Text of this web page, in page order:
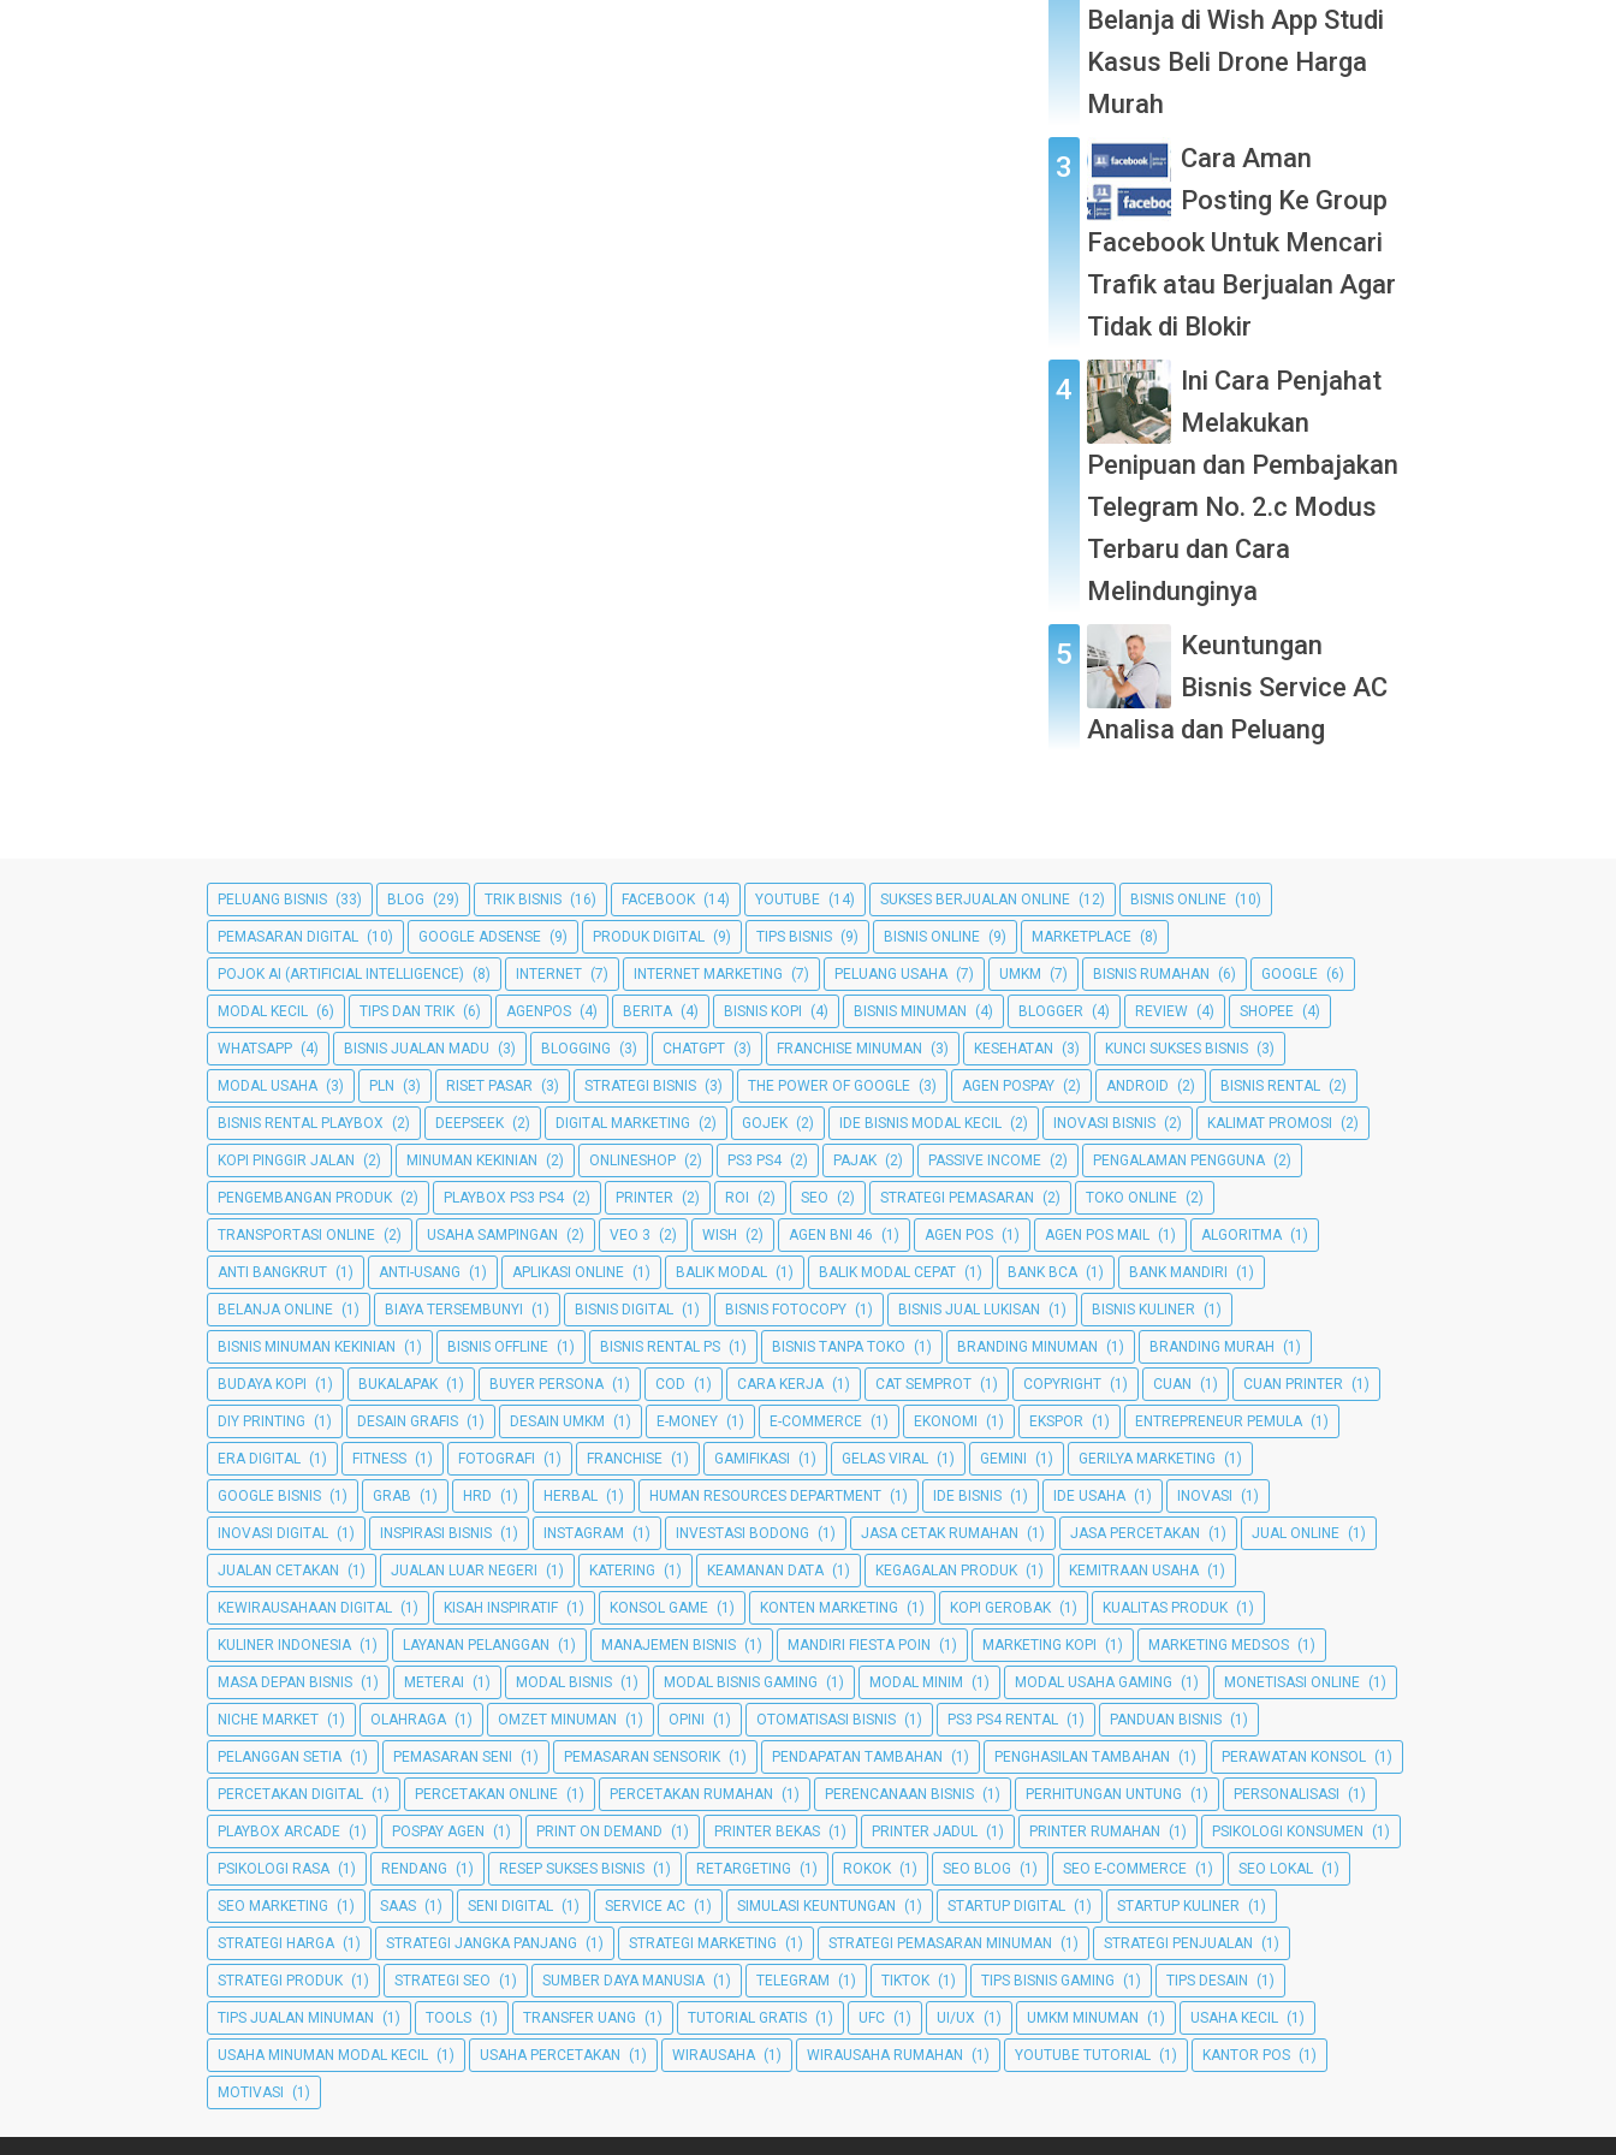
Belanja di Wish App Studi
Kasus Beli Drone Harga
Murah
Cara Aman
Posting Ke Group
Facebook Untuk Mencari
Trafik atau Berjualan Agar
Tidak di Blokir
Ini Cara Penjahat
Melakukan
Penipuan dan Pembajakan
Telegram No. 2.c Modus
Terbaru dan Cara
Melindunginya
Keuntungan
Bisnis Service AC
Analisa dan Peluang
PELUANG BISNIS (33) BLOG (29) TRIK BISNIS (16) FACEBOOK (14) YOUTUBE (14) SUKSES BERJUALAN ONLINE (12) BISNIS ONLINE (10)
PEMASARAN DIGITAL (10) GOOGLE ADSENSE (9) PRODUK DIGITAL (9) TIPS BISNIS (9) BISNIS ONLINE (9) MARKETPLACE (8)
POJOK AI (ARTIFICIAL INTELLIGENCE) (8) INTERNET (7) INTERNET MARKETING (7) PELUANG USAHA (7) UMKM (7) BISNIS RUMAHAN (6) GOOGLE (6)
MODAL KECIL (6) TIPS DAN TRIK (6) AGENPOS (4) BERITA (4) BISNIS KOPI (4) BISNIS MINUMAN (4) BLOGGER (4) REVIEW (4) SHOPEE (4)
WHATSAPP (4) BISNIS JUALAN MADU (3) BLOGGING (3) CHATGPT (3) FRANCHISE MINUMAN (3) KESEHATAN (3) KUNCI SUKSES BISNIS (3)
MODAL USAHA (3) PLN (3) RISET PASAR (3) STRATEGI BISNIS (3) THE POWER OF GOOGLE (3) AGEN POSPAY (2) ANDROID (2) BISNIS RENTAL (2)
BISNIS RENTAL PLAYBOX (2) DEEPSEEK (2) DIGITAL MARKETING (2) GOJEK (2) IDE BISNIS MODAL KECIL (2) INOVASI BISNIS (2) KALIMAT PROMOSI (2)
KOPI PINGGIR JALAN (2) MINUMAN KEKINIAN (2) ONLINESHOP (2) PS3 PS4 (2) PAJAK (2) PASSIVE INCOME (2) PENGALAMAN PENGGUNA (2)
PENGEMBANGAN PRODUK (2) PLAYBOX PS3 PS4 (2) PRINTER (2) ROI (2) SEO (2) STRATEGI PEMASARAN (2) TOKO ONLINE (2)
TRANSPORTASI ONLINE (2) USAHA SAMPINGAN (2) VEO 3 (2) WISH (2) AGEN BNI 46 (1) AGEN POS (1) AGEN POS MAIL (1) ALGORITMA (1)
ANTI BANGKRUT (1) ANTI-USANG (1) APLIKASI ONLINE (1) BALIK MODAL (1) BALIK MODAL CEPAT (1) BANK BCA (1) BANK MANDIRI (1)
BELANJA ONLINE (1) BIAYA TERSEMBUNYI (1) BISNIS DIGITAL (1) BISNIS FOTOCOPY (1) BISNIS JUAL LUKISAN (1) BISNIS KULINER (1)
BISNIS MINUMAN KEKINIAN (1) BISNIS OFFLINE (1) BISNIS RENTAL PS (1) BISNIS TANPA TOKO (1) BRANDING MINUMAN (1) BRANDING MURAH (1)
BUDAYA KOPI (1) BUKALAPAK (1) BUYER PERSONA (1) COD (1) CARA KERJA (1) CAT SEMPROT (1) COPYRIGHT (1) CUAN (1) CUAN PRINTER (1)
DIY PRINTING (1) DESAIN GRAFIS (1) DESAIN UMKM (1) E-MONEY (1) E-COMMERCE (1) EKONOMI (1) EKSPOR (1) ENTREPRENEUR PEMULA (1)
ERA DIGITAL (1) FITNESS (1) FOTOGRAFI (1) FRANCHISE (1) GAMIFIKASI (1) GELAS VIRAL (1) GEMINI (1) GERILYA MARKETING (1)
GOOGLE BISNIS (1) GRAB (1) HRD (1) HERBAL (1) HUMAN RESOURCES DEPARTMENT (1) IDE BISNIS (1) IDE USAHA (1) INOVASI (1)
INOVASI DIGITAL (1) INSPIRASI BISNIS (1) INSTAGRAM (1) INVESTASI BODONG (1) JASA CETAK RUMAHAN (1) JASA PERCETAKAN (1) JUAL ONLINE (1)
JUALAN CETAKAN (1) JUALAN LUAR NEGERI (1) KATERING (1) KEAMANAN DATA (1) KEGAGALAN PRODUK (1) KEMITRAAN USAHA (1)
KEWIRAUSAHAAN DIGITAL (1) KISAH INSPIRATIF (1) KONSOL GAME (1) KONTEN MARKETING (1) KOPI GEROBAK (1) KUALITAS PRODUK (1)
KULINER INDONESIA (1) LAYANAN PELANGGAN (1) MANAJEMEN BISNIS (1) MANDIRI FIESTA POIN (1) MARKETING KOPI (1) MARKETING MEDSOS (1)
MASA DEPAN BISNIS (1) METERAI (1) MODAL BISNIS (1) MODAL BISNIS GAMING (1) MODAL MINIM (1) MODAL USAHA GAMING (1) MONETISASI ONLINE (1)
NICHE MARKET (1) OLAHRAGA (1) OMZET MINUMAN (1) OPINI (1) OTOMATISASI BISNIS (1) PS3 PS4 RENTAL (1) PANDUAN BISNIS (1)
PELANGGAN SETIA (1) PEMASARAN SENI (1) PEMASARAN SENSORIK (1) PENDAPATAN TAMBAHAN (1) PENGHASILAN TAMBAHAN (1) PERAWATAN KONSOL (1)
PERCETAKAN DIGITAL (1) PERCETAKAN ONLINE (1) PERCETAKAN RUMAHAN (1) PERENCANAAN BISNIS (1) PERHITUNGAN UNTUNG (1) PERSONALISASI (1)
PLAYBOX ARCADE (1) POSPAY AGEN (1) PRINT ON DEMAND (1) PRINTER BEKAS (1) PRINTER JADUL (1) PRINTER RUMAHAN (1) PSIKOLOGI KONSUMEN (1)
PSIKOLOGI RASA (1) RENDANG (1) RESEP SUKSES BISNIS (1) RETARGETING (1) ROKOK (1) SEO BLOG (1) SEO E-COMMERCE (1) SEO LOKAL (1)
SEO MARKETING (1) SAAS (1) SENI DIGITAL (1) SERVICE AC (1) SIMULASI KEUNTUNGAN (1) STARTUP DIGITAL (1) STARTUP KULINER (1)
STRATEGI HARGA (1) STRATEGI JANGKA PANJANG (1) STRATEGI MARKETING (1) STRATEGI PEMASARAN MINUMAN (1) STRATEGI PENJUALAN (1)
STRATEGI PRODUK (1) STRATEGI SEO (1) SUMBER DAYA MANUSIA (1) TELEGRAM (1) TIKTOK (1) TIPS BISNIS GAMING (1) TIPS DESAIN (1)
TIPS JUALAN MINUMAN (1) TOOLS (1) TRANSFER UANG (1) TUTORIAL GRATIS (1) UFC (1) UI/UX (1) UMKM MINUMAN (1) USAHA KECIL (1)
USAHA MINUMAN MODAL KECIL (1) USAHA PERCETAKAN (1) WIRAUSAHA (1) WIRAUSAHA RUMAHAN (1) YOUTUBE TUTORIAL (1) KANTOR POS (1)
MOTIVASI (1)